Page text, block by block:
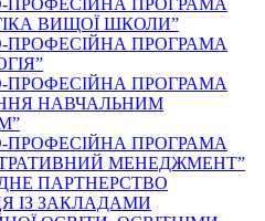
ПРОФЕСІЙНА ПРОГРАМА
ВИЩОЇ ШКОЛИ”
ПРОФЕСІЙНА ПРОГРАМА
ПРОФЕСІЙНА ПРОГРАМА
НАВЧАЛЬНИМ
ПРОФЕСІЙНА ПРОГРАМА
МЕНЕДЖМЕНТ”
ПАРТНЕРСТВО
ІЗ ЗАКЛАДАМИ